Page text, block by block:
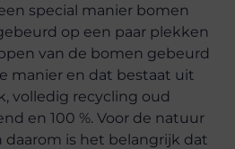
special manier bomen
op een paar plekken
van de bomen gebeurd
manier en dat bestaat uit
volledig recycling oud
en 100 %. Voor de natuur
daarom is het belangrijk dat